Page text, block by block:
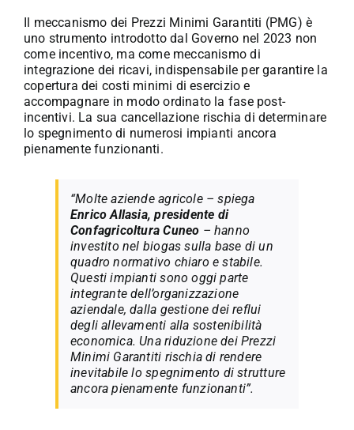
Il meccanismo dei Prezzi Minimi Garantiti (PMG) è
uno strumento introdotto dal Governo nel 2023 non
come incentivo, ma come meccanismo di
integrazione dei ricavi, indispensabile per garantire la
copertura dei costi minimi di esercizio e
accompagnare in modo ordinato la fase post-
incentivi. La sua cancellazione rischia di determinare
lo spegnimento di numerosi impianti ancora
pienamente funzionanti.
“Molte aziende agricole – spiega
Enrico Allasia, presidente di
Confagricoltura Cuneo – hanno
investito nel biogas sulla base di un
quadro normativo chiaro e stabile.
Questi impianti sono oggi parte
integrante dell’organizzazione
aziendale, dalla gestione dei reflui
degli allevamenti alla sostenibilità
economica. Una riduzione dei Prezzi
Minimi Garantiti rischia di rendere
inevitabile lo spegnimento di strutture
ancora pienamente funzionanti”.